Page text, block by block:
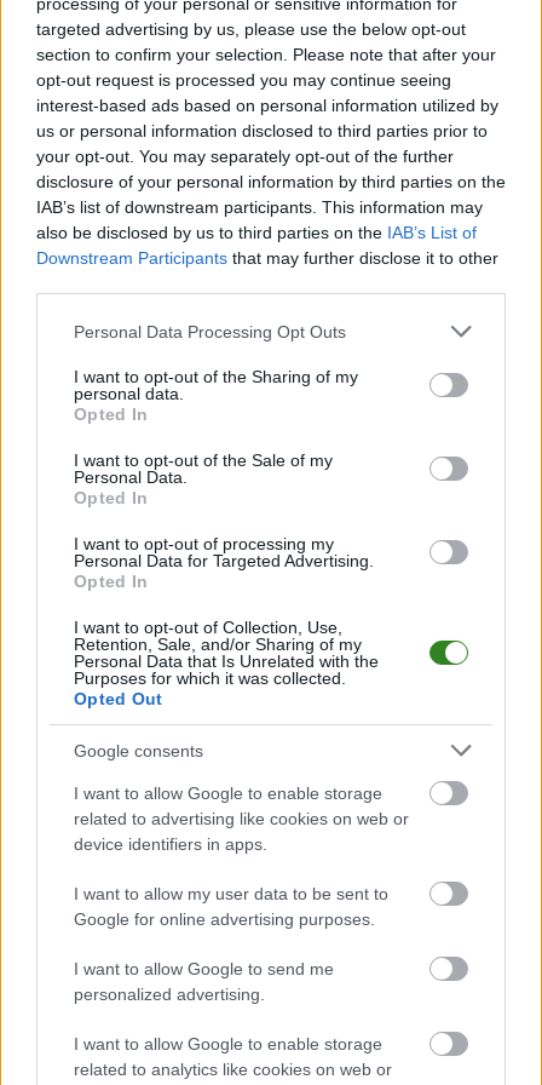
targeted advertising by us, please use the below opt-out
section to confirm your selection. Please note that after your
opt-out request is processed you may continue seeing
interest-based ads based on personal information utilized by
us or personal information disclosed to third parties prior to
your opt-out. You may separately opt-out of the further
disclosure of your personal information by third parties on the
IAB’s list of downstream participants. This information may
also be disclosed by us to third parties on the IAB’s List of
Downstream Participants that may further disclose it to other
Please note that this website/app uses one or more Google
not limited to your visit or usage behaviour. You may click to
grant or deny consent to Google and its third-party tags to
use your data for below specified purposes in below Google
consent section.
Personal Data Processing Opt Outs
I want to opt-out of the Sharing of my
personal data.
Opted In
I want to opt-out of the Sale of my
Personal Data.
Opted In
I want to opt-out of processing my
Personal Data for Targeted Advertising.
Opted In
I want to opt-out of Collection, Use,
Retention, Sale, and/or Sharing of my
Personal Data that Is Unrelated with the
Purposes for which it was collected.
Opted Out
Google consents
I want to allow Google to enable storage
related to advertising like cookies on web or
device identifiers in apps.
I want to allow my user data to be sent to
Google for online advertising purposes.
I want to allow Google to send me
personalized advertising.
I want to allow Google to enable storage
related to analytics like cookies on web or
spotkania. To kompletne źródło danych dla kibiców i pasjonatów
lokalnej piłki nożnej. Jeżeli aktualnie nie widzisz tutaj danych z pewnością
pracujemy nad tym żeby je uzupełnić.
Wynik meczu Iskra Sobów vs OKS Mokrzyszów
Po zakończeniu spotkania automatycznie publikujemyoficjalny wynik
spotkania, a także dane meczowe, jeśli są dostępne.
Pełny harmonogram rozgrywek dostępny jest tutaj: Stalowa Wola >
Klasa B, gr. I - terminarz.
Informacje o składach i strzelcach
rezerwowych, zmiany oraz listę strzelców bramek. Informacje te
Jeśli jesteś kibicem klubu Iskra Sobów lub OKS Mokrzyszów - zaglądaj tutaj
częściej. Nasz serwis regularnie dostarcza informacje o
PodkarpacieLive.pl to największa bazameczów lokalnych drużyn
piłkarskichw województwie. Sprawdź nasze relacje, śledź ulubioną ligę i
bądź na bieżąco z wydarzeniami z boisk!
Analiza przed meczem: Iskra Sobów vs OKS Mokrzyszów
Iskra Sobów - OKS Mokrzyszów
22 marca 2026. Początek meczu o godz. 11:00.
Iskra Sobówprzystępuje do tego spotkania w roli gospodarza. Jak
drużyna radzi sobie w sezonie 2025/2026 rozgrywek Stalowa Wola >
Klasa B, gr. I przed własną publicznością? Na tej stronie możecie
zobaczyć tabelę uwzględniającą tylko mecze u siebie. W tabeli biorącej
pod uwagę tylko mecze wyjazdowe możecie natomiast sprawdzić jak
Stalowa Wola > Klasa B, gr. I - sytuacja w tabeli
Przed meczami 14. kolejki - Stalowa Wola > Klasa B, gr. I gospodarze
plasują się na 6. miejscu.
Poniżej znajdziesz także ostatnie mecze obu drużyn oraz statystyki
Iskra Sobów vs. OKS Mokrzyszów - relacja, wynik na żywo,
transmisja
Wynik meczu Iskra Sobów - OKS Mokrzyszów znajdziesz na naszej stronie
zaraz po jego zakończeniu. Jeżeli szukasz informacji meczowych, zajrzyj
Iskra Sobów vs. OKS Mokrzyszów - wynik, składy, strzelcy